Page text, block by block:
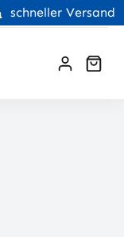
schneller Versand